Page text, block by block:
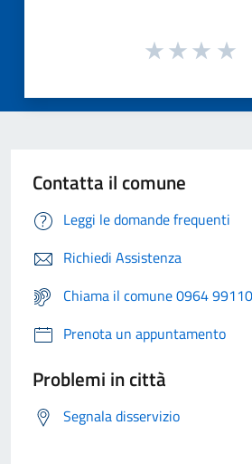
Contatta il comune
Leggi le domande frequenti
Richiedi Assistenza
Chiama il comune 0964
Prenota un appuntamento
Problemi in città
Segnala disservizio